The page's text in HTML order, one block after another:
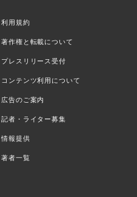
利用規約
著作権と転載について
プレスリリース受付
コンテンツ利用について
広告のご案内
記者・ライター募集
情報提供
著者一覧